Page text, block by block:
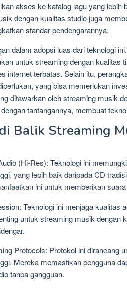
akses ke katalog lagu yang lebih
dengan kualitas studio juga
standar pendengarannya.
dalam adopsi luas dari teknologi
untuk streaming dengan kualitas
internet terbatas. Selain itu,
yang bisa memerlukan
ditawarkan oleh streaming musik
tantangannya, membuat
Balik Streaming
(Hi-Res): Teknologi ini
yang lebih baik daripada CD
ini untuk memberikan
Teknologi ini menjaga kualitas
untuk streaming musik dengan
Protocols: Protokol ini dirancang
Mereka memastikan pengguna
tanpa gangguan.